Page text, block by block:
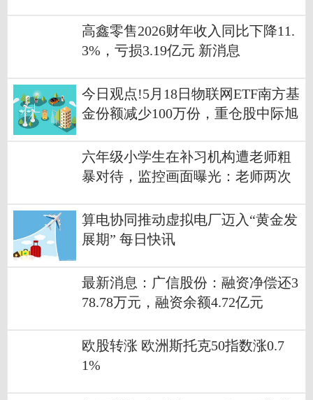
高鑫零售2026财年收入同比下降11.
3%，亏损3.19亿元 新消息
今日观点!5月18日物联网ETF南方基
金份额减少100万份，重仓股中际旭
六年级小学生在补习机构遭老师粗
暴对待，监控画面曝光：老师两次
算电协同推动虚拟电厂迈入“黄金发
展期” 每日快讯
最新消息：广信股份：融资净偿还3
78.78万元，融资余额4.72亿元
欧股转涨 欧洲斯托克50指数涨0.7
1%